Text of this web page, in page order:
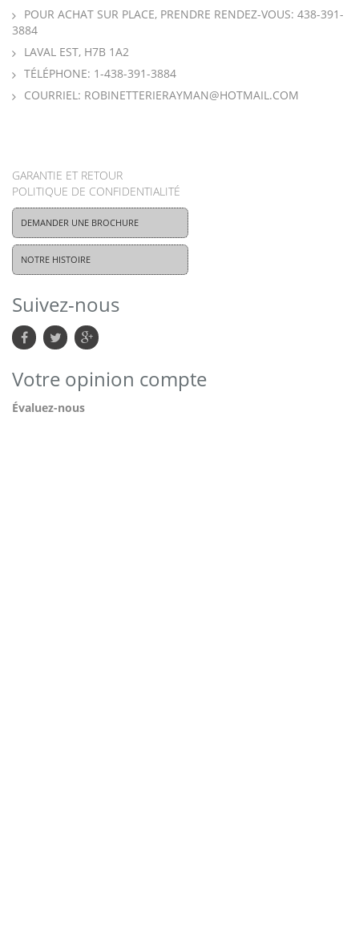
POUR ACHAT SUR PLACE, PRENDRE RENDEZ-VOUS: 438-391-
3884
LAVAL EST, H7B 1A2
TÉLÉPHONE: 1-438-391-3884
COURRIEL: ROBINETTERIERAYMAN@HOTMAIL.COM
GARANTIE ET RETOUR
POLITIQUE DE CONFIDENTIALITÉ
DEMANDER UNE BROCHURE
NOTRE HISTOIRE
Suivez-nous
Votre opinion compte
Évaluez-nous